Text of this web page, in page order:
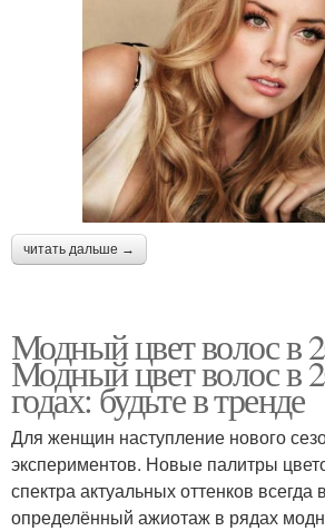
читать дальше →
Модный цвет волос в
Модный цвет волос в
годах: будьте в тренде
Для женщин наступление нового
экспериментов. Новые палитры
спектра актуальных оттенков
определённый ажиотаж в рядах